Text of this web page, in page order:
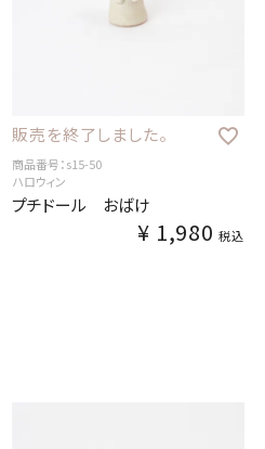
販売を終了しました。
商品番号：s15-50
ハロウィン
プチドール おばけ
¥ 1,980 税込